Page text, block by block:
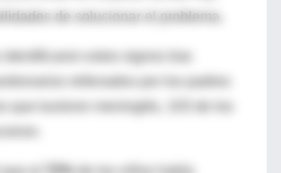
de solucionar el problema.
identificaron estos signos tras
que tuvieron meningitis, 103 de los